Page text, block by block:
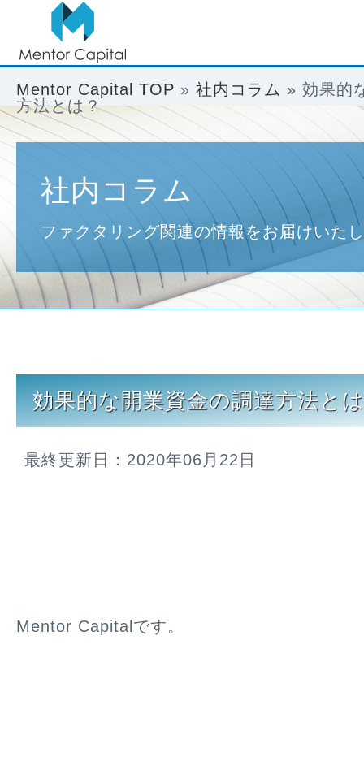
Mentor Capital TOP » 社内コラム » 効果的
方法とは？
社内コラム
ファクタリング関連の情報をお届けいた
効果的な開業資金の調達方法と
最終更新日：2020年06月22日
Mentor Capitalです。